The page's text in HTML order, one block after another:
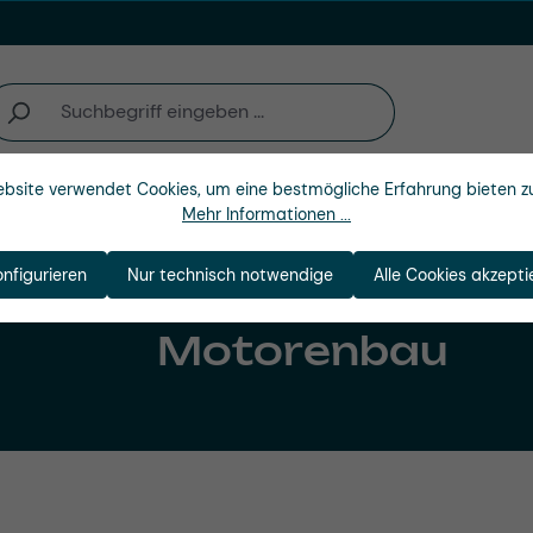
Unternehmen
Motorenbau
verwendet Cookies, um eine bestmögliche Erfahrung bieten
Mehr Informationen ...
Nur technisch notwendige Alle Cookies